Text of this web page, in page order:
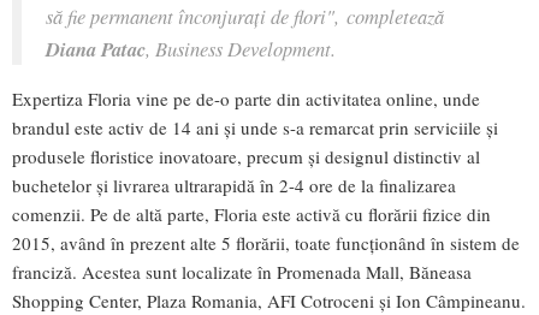
să fie permanent înconjurați de flori", completează
Diana Patac, Business Development.
Expertiza Floria vine pe de-o parte din activitatea online, unde
brandul este activ de 14 ani și unde s-a remarcat prin serviciile și
produsele floristice inovatoare, precum și designul distinctiv al
buchetelor și livrarea ultrarapidă în 2-4 ore de la finalizarea
comenzii. Pe de altă parte, Floria este activă cu florării fizice din
2015, având în prezent alte 5 florării, toate funcționând în sistem de
franciză. Acestea sunt localizate în Promenada Mall, Băneasa
Shopping Center, Plaza Romania, AFI Cotroceni și Ion Câmpineanu.